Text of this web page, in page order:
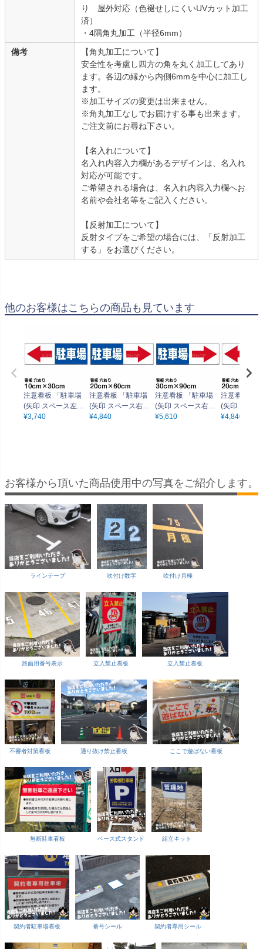
り 屋外対応（色褪せしにくいUVカット加工
済）
・4隅角丸加工（半径6mm）
備考
【角丸加工について】
安全性を考慮し四方の角を丸く加工してあり
ます。各辺の縁から内側6mmを中心に加工し
ます。
※加工サイズの変更は出来ません。
※角丸加工なしでお届けする事も出来ます。
ご注文前にお尋ね下さい。
【名入れについて】
名入れ内容入力欄があるデザインは、名入れ
対応が可能です。
ご希望される場合は、名入れ内容入力欄へお
名前や会社名等をご記入ください。
【反射加工について】
反射タイプをご希望の場合には、「反射加工
する」をお選びください。
他のお客様はこちらの商品も見ています
注意看板 「駐車場
(矢印 スペース左
側)」 小サイズ(10c
¥3,740
注意看板 「駐車場
(矢印 スペース右
側)」 中サイズ(20c
¥4,840
注意看板 「駐車場
(矢印 スペース右
側)」 大サイズ(30c
¥5,610
注意看板 「
(矢印 スペー
側)」 中サイ
¥4,840
お客様から頂いた商品使用中の写真をご紹介します。
ラインテープ 吹付け数字 吹付け月極
路面用番号表示 立入禁止看板 立入禁止看板
不審者対策看板 通り抜け禁止看板 ここで遊ばない看板
無断駐車看板 ベース式スタンド 組立キット
契約者駐車場看板 番号シール 契約者専用シール